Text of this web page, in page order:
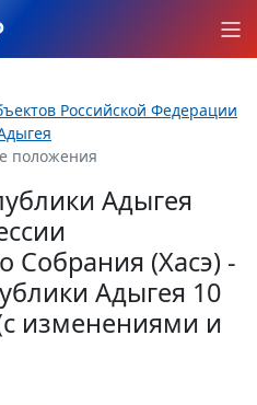
Российской Федерации
положения
Адыгея
Собрания (Хасэ) -
Адыгея 10
изменениями и